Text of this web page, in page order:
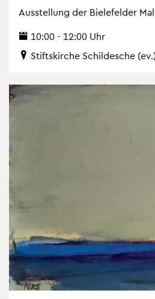
Aus­stel­lung der Bie­le­fel­der
10:00 - 12:00 Uhr
Stifts­kir­che Schil­desche (ev.)